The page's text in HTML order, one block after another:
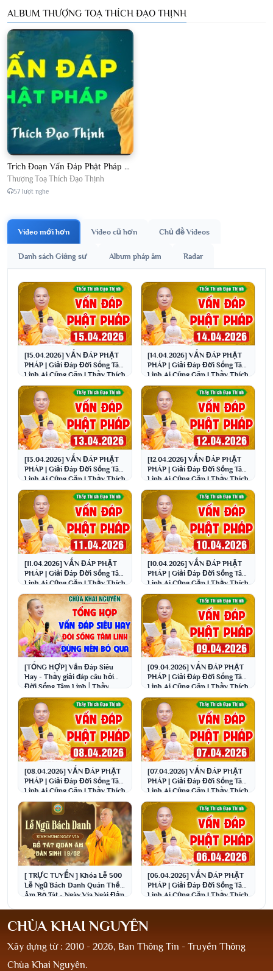
ALBUM THƯỢNG TOẠ THÍCH ĐẠO THỊNH
Trích Đoạn Vấn Đáp Phật Pháp 2026
Thượng Toạ Thích Đạo Thịnh
57 lượt nghe
Video mới hơn Video cũ hơn Chủ đề Videos
Danh sách Giảng sư Album pháp âm Radar
[15.04.2026] VẤN ĐÁP PHẬT
PHÁP | Giải Đáp Đời Sống Tâm
Linh Ai Cũng Gặp | Thầy Thích
Đạo Thịnh
[14.04.2026] VẤN ĐÁP PHẬT
PHÁP | Giải Đáp Đời Sống Tâm
Linh Ai Cũng Gặp | Thầy Thích
Đạo Thịnh
[13.04.2026] VẤN ĐÁP PHẬT
PHÁP | Giải Đáp Đời Sống Tâm
Linh Ai Cũng Gặp | Thầy Thích
Đạo Thịnh
[12.04.2026] VẤN ĐÁP PHẬT
PHÁP | Giải Đáp Đời Sống Tâm
Linh Ai Cũng Gặp | Thầy Thích
Đạo Thịnh
[11.04.2026] VẤN ĐÁP PHẬT
PHÁP | Giải Đáp Đời Sống Tâm
Linh Ai Cũng Gặp | Thầy Thích
Đạo Thịnh
[10.04.2026] VẤN ĐÁP PHẬT
PHÁP | Giải Đáp Đời Sống Tâm
Linh Ai Cũng Gặp | Thầy Thích
Đạo Thịnh
[TỔNG HỢP] Vấn Đáp Siêu
Hay - Thầy giải đáp câu hỏi
Đời Sống Tâm Linh│Thầy
Thích Đạo Thịnh
[09.04.2026] VẤN ĐÁP PHẬT
PHÁP | Giải Đáp Đời Sống Tâm
Linh Ai Cũng Gặp | Thầy Thích
Đạo Thịnh
[08.04.2026] VẤN ĐÁP PHẬT
PHÁP | Giải Đáp Đời Sống Tâm
Linh Ai Cũng Gặp | Thầy Thích
Đạo Thịnh
[07.04.2026] VẤN ĐÁP PHẬT
PHÁP | Giải Đáp Đời Sống Tâm
Linh Ai Cũng Gặp | Thầy Thích
Đạo Thịnh
[ TRỰC TUYẾN ] Khóa Lễ 500
Lễ Ngũ Bách Danh Quán Thế
Âm Bồ Tát - Ngày Vía Ngài Đản
[06.04.2026] VẤN ĐÁP PHẬT
PHÁP | Giải Đáp Đời Sống Tâm
Linh Ai Cũng Gặp | Thầy Thích
CHÙA KHAI NGUYÊN
Xây dựng từ : 2010 - 2026, Ban Thông Tin - Truyền Thông
Chùa Khai Nguyên.